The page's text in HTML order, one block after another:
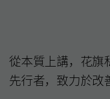
從本質上講，花旗
先行者，致力於改